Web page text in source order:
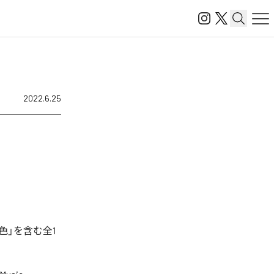
2022.6.25
」を含む全1